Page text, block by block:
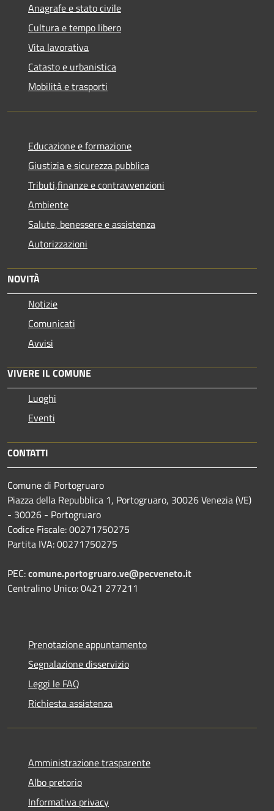
Anagrafe e stato civile
Cultura e tempo libero
Vita lavorativa
Catasto e urbanistica
Mobilità e trasporti
Educazione e formazione
Giustizia e sicurezza pubblica
Tributi,finanze e contravvenzioni
Ambiente
Salute, benessere e assistenza
Autorizzazioni
NOVITÀ
Notizie
Comunicati
Avvisi
VIVERE IL COMUNE
Luoghi
Eventi
CONTATTI
Comune di Portogruaro
Piazza della Repubblica 1, Portogruaro, 30026 Venezia (VE)
- 30026 - Portogruaro
Codice Fiscale: 00271750275
Partita IVA: 00271750275
PEC:comune.portogruaro.ve@pecveneto.it
Centralino Unico: 0421 277211
Prenotazione appuntamento
Segnalazione disservizio
Leggi le FAQ
Richiesta assistenza
Amministrazione trasparente
Albo pretorio
Informativa privacy